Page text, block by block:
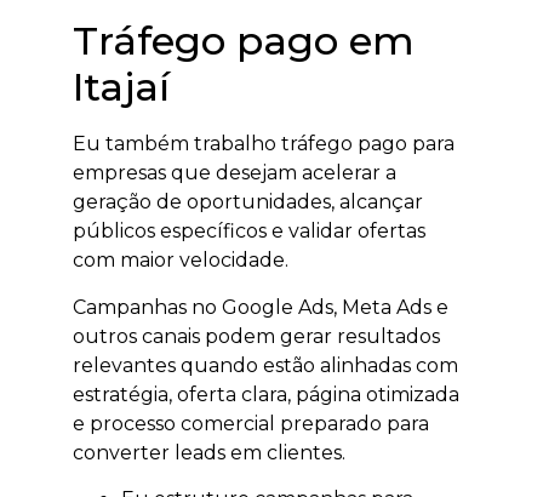
Tráfego pago em
Itajaí
Eu também trabalho tráfego pago para
empresas que desejam acelerar a
geração de oportunidades, alcançar
públicos específicos e validar ofertas
com maior velocidade.
Campanhas no Google Ads, Meta Ads e
outros canais podem gerar resultados
relevantes quando estão alinhadas com
estratégia, oferta clara, página otimizada
e processo comercial preparado para
converter leads em clientes.